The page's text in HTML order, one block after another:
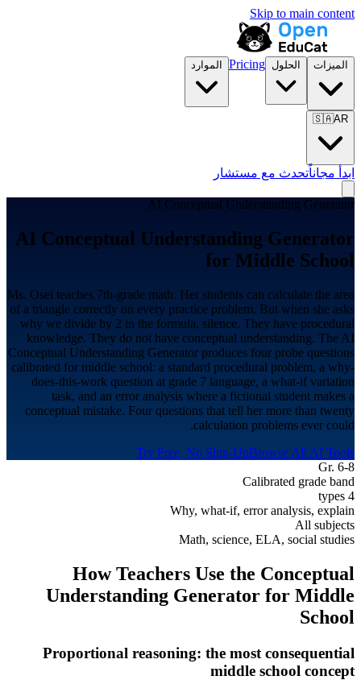
Skip to main content
الميزات الحلول Pricing الموارد
🇸🇦AR
ابدأ مجاناًتحدث مع مستشار
AI Conceptual Understanding Generator
AI Conceptual Understanding Generator
for Middle School
Ms. Osei teaches 7th-grade math. Her students can calculate the area
of a triangle correctly on every practice problem. But when she asks
why we divide by 2 in the formula, silence. They have procedural
knowledge. They do not have conceptual understanding. The AI
Conceptual Understanding Generator produces four probe questions
calibrated for middle school: a standard procedural problem, a why-
does-this-work question at grade 7 language, a what-if variation
task, and an error analysis where a fictional student makes a
conceptual mistake. Four questions that tell her more than twenty
calculation problems ever could.
Try Free, No Sign-UpBrowse All AI Tools
Gr. 6-8
Calibrated grade band
4 types
Why, what-if, error analysis, explain
All subjects
Math, science, ELA, social studies
How Teachers Use the Conceptual
Understanding Generator for Middle
School
Proportional reasoning: the most consequential
middle school concept